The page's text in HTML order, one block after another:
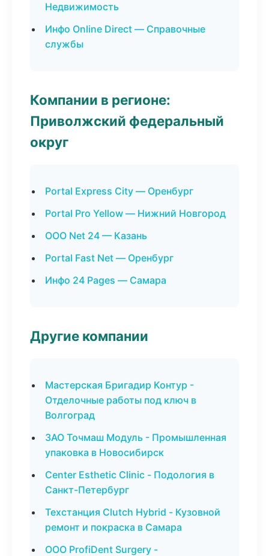
Недвижимость
Инфо Online Direct — Справочные
службы
Компании в регионе:
Приволжский федеральный
округ
Portal Express City — Оренбург
Portal Pro Yellow — Нижний Новгород
ООО Net 24 — Казань
Portal Fast Net — Оренбург
Инфо 24 Pages — Самара
Другие компании
Мастерская Бригадир Контур -
Отделочные работы под ключ в
Волгоград
ЗАО Точмаш Модуль - Промышленная
упаковка в Новосибирск
Center Esthetic Clinic - Подология в
Санкт-Петербург
Техстанция Clutch Hybrid - Кузовной
ремонт и покраска в Самара
ООО ProfiDent Surgery -